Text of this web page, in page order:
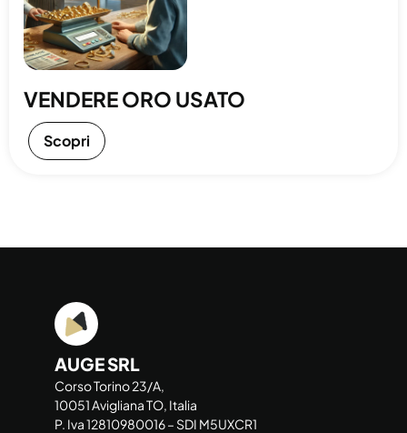
VENDERE ORO USATO
Scopri
AUGE SRL
Corso Torino 23/A,
10051 Avigliana TO, Italia
P. Iva 12810980016 – SDI M5UXCR1